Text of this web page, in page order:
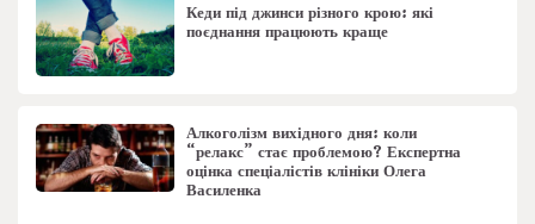
Кеди під джинси різного крою: які
поєднання працюють краще
Алкоголізм вихідного дня: коли
“релакс” стає проблемою? Експертна
оцінка спеціалістів клініки Олега
Василенка